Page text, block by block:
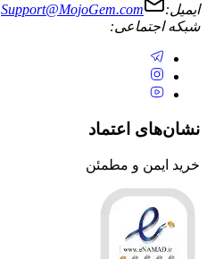
ایمیل:
Support@MojoGem.com
شبکه اجتماعی:
نشان‌های اعتماد
خرید ایمن و مطمئن